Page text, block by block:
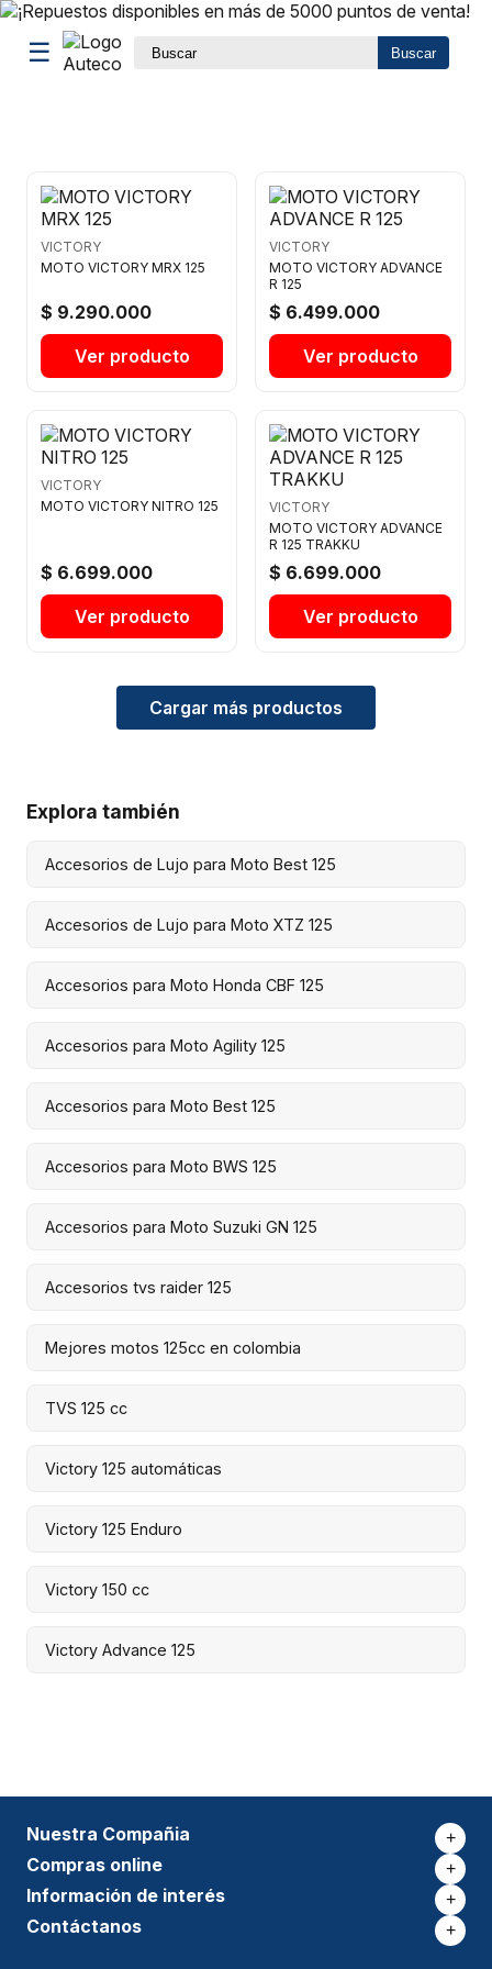
☰ Buscar
VICTORY
MOTO VICTORY MRX 125
$ 9.290.000
Ver producto
VICTORY
MOTO VICTORY ADVANCE
R 125
$ 6.499.000
Ver producto
VICTORY
MOTO VICTORY NITRO 125
$ 6.699.000
Ver producto
VICTORY
MOTO VICTORY ADVANCE
R 125 TRAKKU
$ 6.699.000
Ver producto
Cargar más productos
Explora también
Accesorios de Lujo para Moto Best 125
Accesorios de Lujo para Moto XTZ 125
Accesorios para Moto Honda CBF 125
Accesorios para Moto Agility 125
Accesorios para Moto Best 125
Accesorios para Moto BWS 125
Accesorios para Moto Suzuki GN 125
Accesorios tvs raider 125
Mejores motos 125cc en colombia
TVS 125 cc
Victory 125 automáticas
Victory 125 Enduro
Victory 150 cc
Victory Advance 125
Nuestra Compañia +
Compras online +
Información de interés +
Contáctanos +